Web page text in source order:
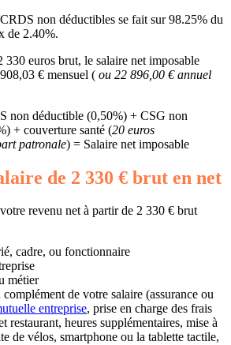
non déductibles se fait sur 98.25% du
de 2.40%.
330 euros brut, le salaire net imposable
€ mensuel ( ou 22 896,00 € annuel
non déductible (0,50%) + CSG non
+ couverture santé (20 euros
patronale) = Salaire net imposable
de 2 330 € brut en net
revenu net à partir de 2 330 € brut
cadre, ou fonctionnaire
métier
complément de votre salaire (assurance ou
entreprise, prise en charge des frais
restaurant, heures supplémentaires, mise à
de vélos, smartphone ou la tablette tactile,